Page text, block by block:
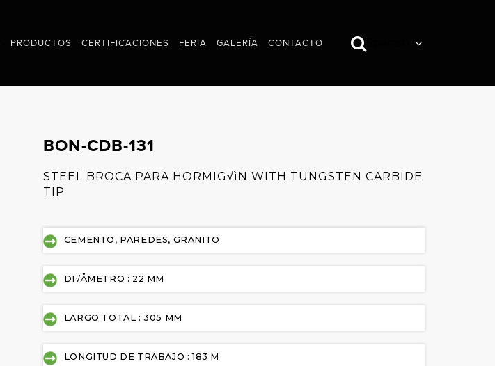
PRODUCTOS CERTIFICACIONES FERIA GALERÍA CONTACTO
BON-CDB-131
STEEL BROCA PARA HORMIG√ìN WITH TUNGSTEN CARBIDE
TIP
CEMENTO, PAREDES, GRANITO
DI√ÅMETRO : 22 MM
LARGO TOTAL : 305 MM
LONGITUD DE TRABAJO : 183 M